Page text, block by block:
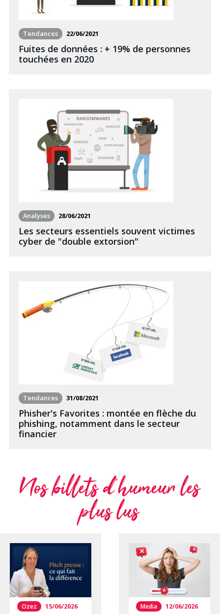
Tendances 22/06/2021
Fuites de données : + 19% de personnes
touchées en 2020
Analyses 28/06/2021
Les secteurs essentiels souvent victimes
cyber de "double extorsion"
Tendances 31/08/2021
Phisher's Favorites : montée en flèche du
phishing, notamment dans le secteur
financier
Nos billets d’humeur les
plus lus
Ozez 15/06/2026 Media 12/06/2026